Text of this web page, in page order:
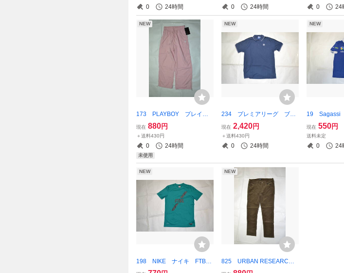
0 24時間 0 24時間 0 24
NEW
173 PLAYBOY プレイボ
ーイ Lサイズ ピンク カ
ーゴパンツ 未使用品
現在 880円
＋送料430円
0 24時間
未使用
NEW
234 プレミアリーグ ブラ
イトン ホープ アルビオ
ン オフィシャル ポロシャ
ツ ネイビー XL 三苫薫
選手
現在 2,420円
＋送料430円
0 24時間
NEW
19 Sagassi
サッカー ポ
ー×ホワイト
現在 550円
送料未定
0 24
NEW
198 NIKE ナイキ FTBL
フットボール Tシャツ
NEW
825 URBAN RESEARCH
アーバンリサーチ ITEMS